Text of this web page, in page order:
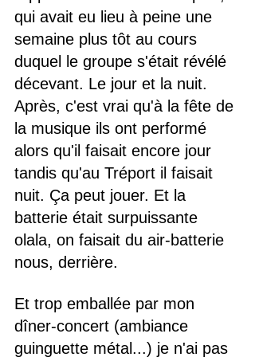
qui avait eu lieu à peine une
semaine plus tôt au cours
duquel le groupe s'était révélé
décevant. Le jour et la nuit.
Après, c'est vrai qu'à la fête de
la musique ils ont performé
alors qu'il faisait encore jour
tandis qu'au Tréport il faisait
nuit. Ça peut jouer. Et la
batterie était surpuissante
olala, on faisait du air-batterie
nous, derrière.
Et trop emballée par mon
dîner-concert (ambiance
guinguette métal...) je n'ai pas